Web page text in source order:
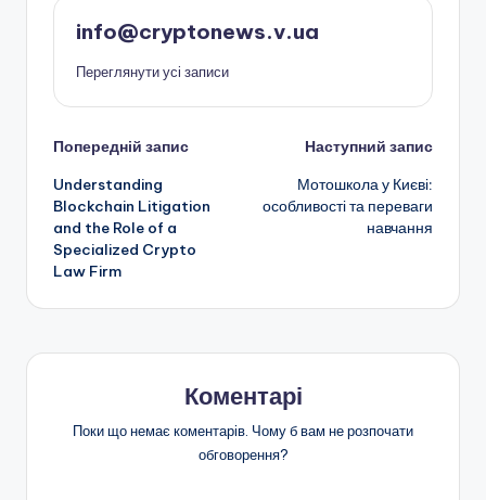
info@cryptonews.v.ua
Переглянути усі записи
Навігація
по
запису
Попередній запис
Understanding
Blockchain Litigation
and the Role of a
Specialized Crypto
Law Firm
Наступний запис
Мотошкола у Києві:
особливості та переваги
навчання
Коментарі
Поки що немає коментарів. Чому б вам не розпочати
обговорення?